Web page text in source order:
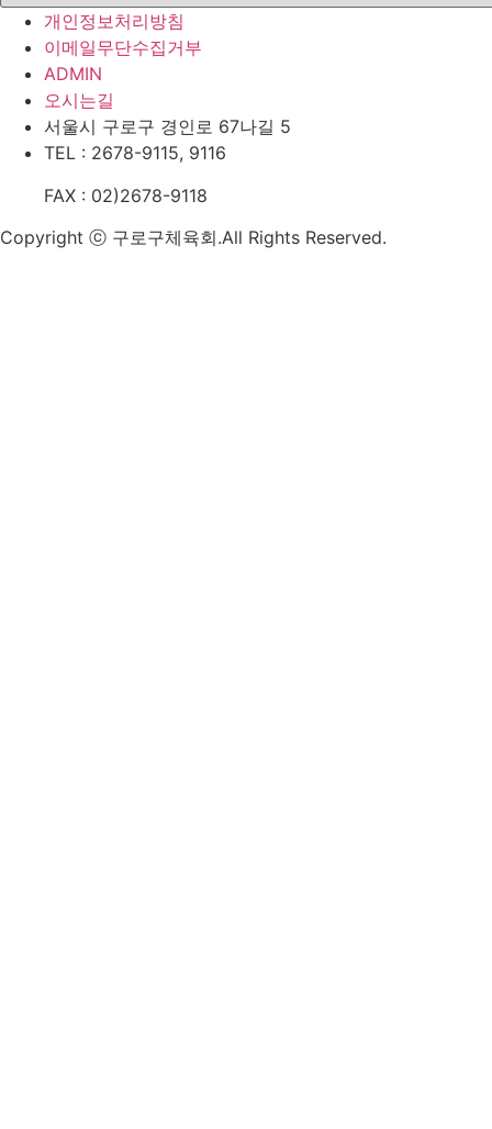
개인정보처리방침
이메일무단수집거부
ADMIN
오시는길
서울시 구로구 경인로 67나길 5
TEL : 2678-9115, 9116
FAX : 02)2678-9118
Copyright ⓒ 구로구체육회.All Rights Reserved.